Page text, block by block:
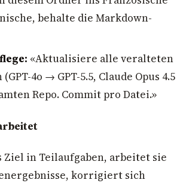
behalte die Markdown-
«Aktualisiere alle veralteten
4o → GPT-5.5, Claude Opus 4.5
Repo. Commit pro Datei.»
Ziel in Teilaufgaben, arbeitet sie
korrigiert sich